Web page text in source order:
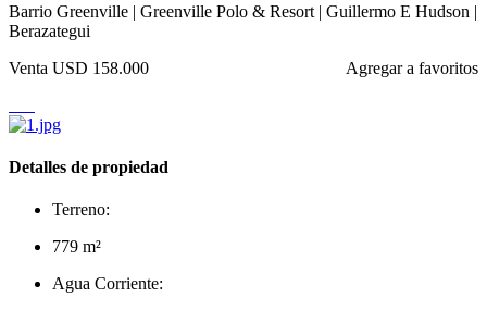
Barrio Greenville | Greenville Polo & Resort | Guillermo E Hudson |
Berazategui
Agregar a favoritos
Venta USD 158.000
Detalles de propiedad
Terreno:
779 m²
Agua Corriente: